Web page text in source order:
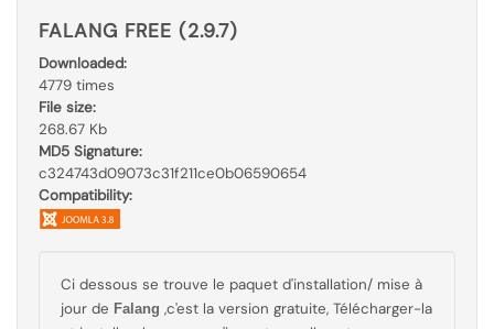
FALANG FREE (2.9.7)
Downloaded:
4779 times
File size:
268.67 Kb
MD5 Signature:
c324743d09073c31f211ce0b06590654
Compatibility:
Ci dessous se trouve le paquet d'installation/ mise à
jour de Falang ,c'est la version gratuite, Télécharger-la